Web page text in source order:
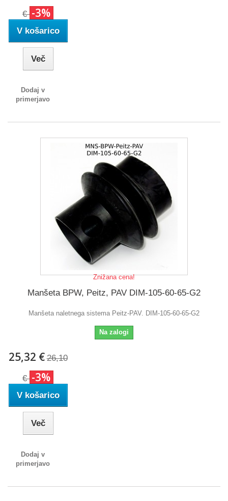
€ -3%
V košarico
Več
Dodaj v
primerjavo
Znižana cena!
Manšeta BPW, Peitz, PAV DIM-105-60-65-G2
Manšeta naletnega sistema Peitz-PAV. DIM-105-60-65-G2
Na zalogi
25,32 € 26,10
€ -3%
V košarico
Več
Dodaj v
primerjavo